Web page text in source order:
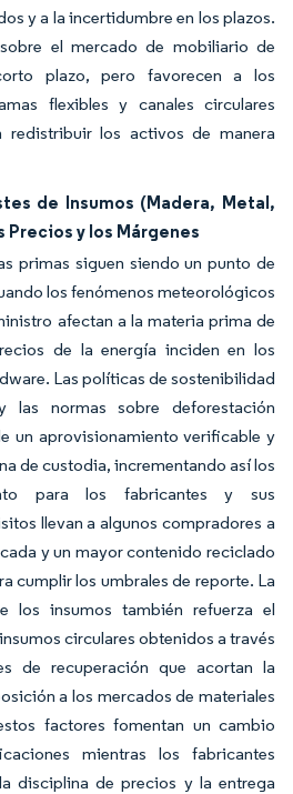
y a la incertidumbre en los plazos.
el mercado de mobiliario de
plazo, pero favorecen a los
flexibles y canales circulares
redistribuir los activos de manera
de Insumos (Madera, Metal,
y los Márgenes
primas siguen siendo un punto de
los fenómenos meteorológicos
afectan a la materia prima de
de la energía inciden en los
Las políticas de sostenibilidad
normas sobre deforestación
un aprovisionamiento verificable y
de custodia, incrementando así los
para los fabricantes y sus
llevan a algunos compradores a
y un mayor contenido reciclado
cumplir los umbrales de reporte. La
los insumos también refuerza el
circulares obtenidos a través
de recuperación que acortan la
a los mercados de materiales
factores fomentan un cambio
mientras los fabricantes
disciplina de precios y la entrega